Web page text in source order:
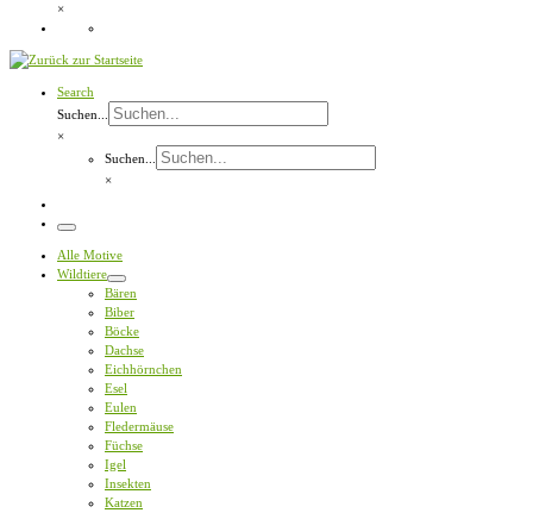
×
Search
Suchen...
×
Suchen...
×
Menü
Alle Motive
Wildtiere
Bären
Biber
Böcke
Dachse
Eichhörnchen
Esel
Eulen
Fledermäuse
Füchse
Igel
Insekten
Katzen